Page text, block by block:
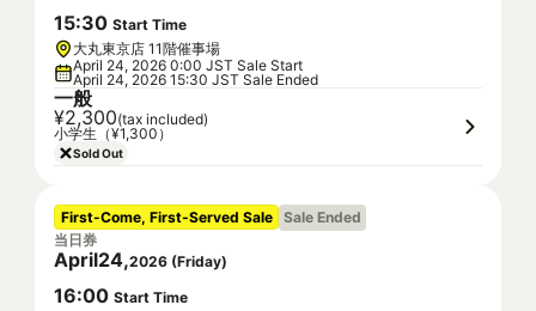
15:30 Start Time
大丸東京店 11階催事場
April 24, 2026 0:00 JST Sale Start
April 24, 2026 15:30 JST Sale Ended
一般
¥2,300(tax included)
小学生（¥1,300）
Sold Out
First-Come, First-Served Sale Sale Ended
当日券
April24,2026 (Friday)
16:00 Start Time